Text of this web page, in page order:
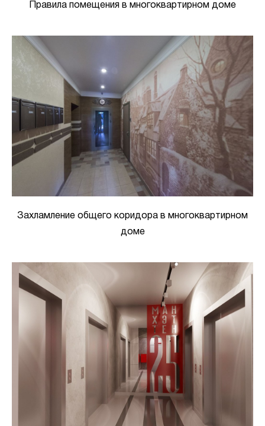
Правила помещения в многоквартирном доме
Захламление общего коридора в многоквартирном
доме